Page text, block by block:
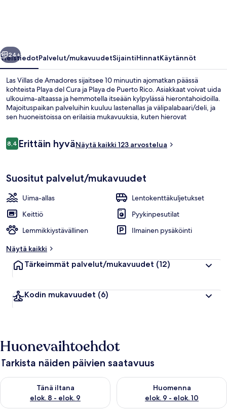
Seuraava
24+
YleistiedotPalvelut/mukavuudetSijaintiHinnatKäytännöt
Las Villas de Amadores sijaitsee 10 minuutin ajomatkan päässä
kohteista Playa del Cura ja Playa de Puerto Rico. Asiakkaat voivat uida
ulkouima-altaassa ja hemmotella itseään kylpylässä hierontahoidoilla.
Majoituspaikan palveluihin kuuluu lastenallas ja välipalabaari/deli, ja
sen huoneistoissa on erilaisia mukavuuksia, kuten hierovat
Arvostelut
8,48,4 kautta 10.
Erittäin hyväNäytä kaikki 123 arvostelua
Suositut palvelut/mukavuudet
Uima-allas
Lentokenttäkuljetukset
Keittiö
Pyykinpesutilat
Lemmikkiystävällinen
Ilmainen pysäköinti
Näytä kaikki
Tärkeimmät palvelut/mukavuudet (12)
Kodin mukavuudet (6)
Huonevaihtoehdot
Tarkista näiden päivien saatavuus
Tänä iltana
elok. 8 - elok. 9
Tarkista tämän illan saatavuus elok. 8 - elok. 9
Huomenna
elok. 9 - elok. 10
Tarkista huomisen saatavuus